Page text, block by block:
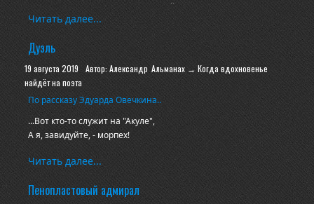
Крыльями, клювом, он желтенький весь,
Ходит за курицей-мамой вдогонку,
Значит котенок - цыпленок и есть!
Читать далее...
Дуэль
19 августа 2019 Автор: Александр Альманах → Когда вдохновенье
найдёт на поэта
По рассказу Эдуарда Овечкина..
...Вот кто-то служит на "Акуле",
А я, завидуйте, - морпех!
Крут, как Чак Норрис, ну а, хули!
Стрелять умею - лучше всех!
Читать далее...
Пенопластовый адмирал